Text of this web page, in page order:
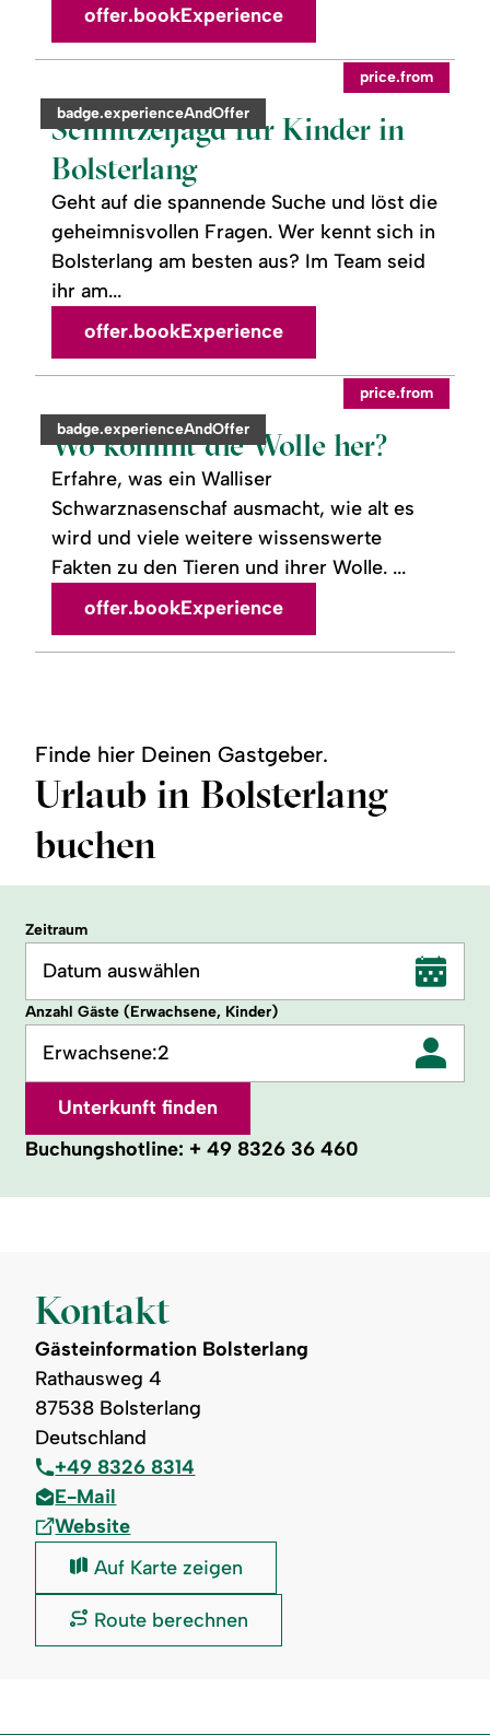
offer.bookExperience
category:
badge.experienceAndOffer
price.from
Schnitzeljagd für Kinder in
Bolsterlang
Geht auf die spannende Suche und löst die
geheimnisvollen Fragen. Wer kennt sich in
Bolsterlang am besten aus? Im Team seid
ihr am...
readmore:
für
Kinder
Bolsterlang
offer.bookExperience
category:
badge.experienceAndOffer
price.from
Wo kommt die Wolle her?
Erfahre, was ein Walliser
Schwarznasenschaf ausmacht, wie alt es
wird und viele weitere wissenswerte
Fakten zu den Tieren und ihrer Wolle. ...
readmore:
kommt
Wolle
her?
offer.bookExperience
Finde hier Deinen Gastgeber.
Urlaub in Bolsterlang
buchen
Zeitraum
Datum auswählen
Anzahl Gäste (Erwachsene, Kinder)
2
Erwachsene:
Unterkunft finden
Buchungshotline: + 49 8326 36 460
Kontakt
Gästeinformation Bolsterlang
Rathausweg 4
87538 Bolsterlang
Deutschland
+49 8326 8314
E-Mail
Website
Gästeinformation
Auf Karte zeigen
Gästeinformation
Route berechnen